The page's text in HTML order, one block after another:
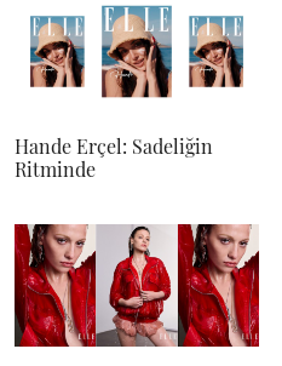
Hande Erçel: Sadeliğin
Ritminde